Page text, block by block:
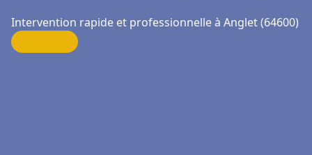
Intervention rapide et professionnelle à Anglet (64600)